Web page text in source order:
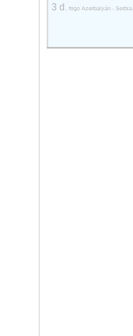
3 d. frigo Azerbaiyán - Serbia